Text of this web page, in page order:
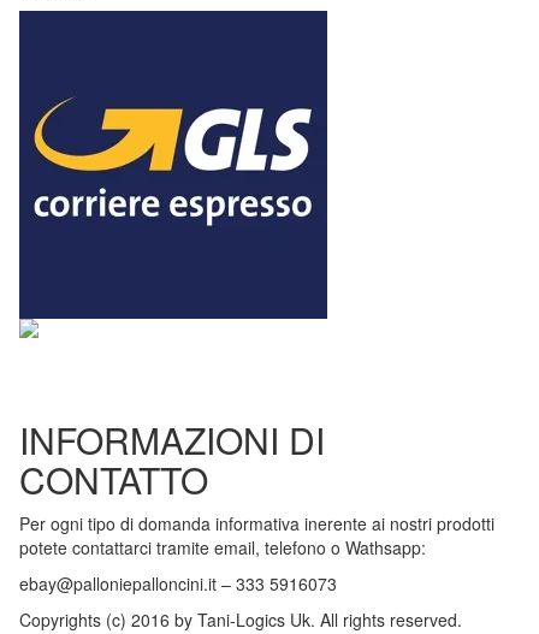
INFORMAZIONI DI
CONTATTO
Per ogni tipo di domanda informativa inerente ai nostri prodotti
potete contattarci tramite email, telefono o Wathsapp:
ebay@palloniepalloncini.it – 333 5916073
Copyrights (c) 2016 by Tani-Logics Uk. All rights reserved.